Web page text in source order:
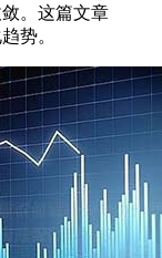
。这篇文章
势。